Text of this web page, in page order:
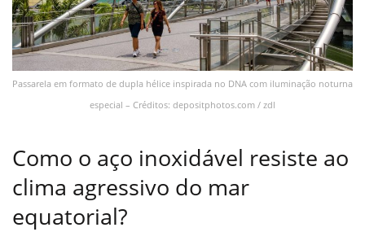
Passarela em formato de dupla hélice inspirada no DNA com iluminação noturna
especial – Créditos: depositphotos.com / zdl
Como o aço inoxidável resiste ao
clima agressivo do mar
equatorial?